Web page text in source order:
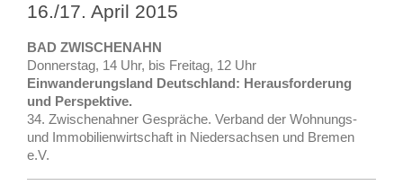
16./17. April 2015
BAD ZWISCHENAHN
Donnerstag, 14 Uhr, bis Freitag, 12 Uhr
Einwanderungsland Deutschland: Herausforderung
und Perspektive.
34. Zwischenahner Gespräche. Verband der Wohnungs-
und Immobilienwirtschaft in Niedersachsen und Bremen
e.V.